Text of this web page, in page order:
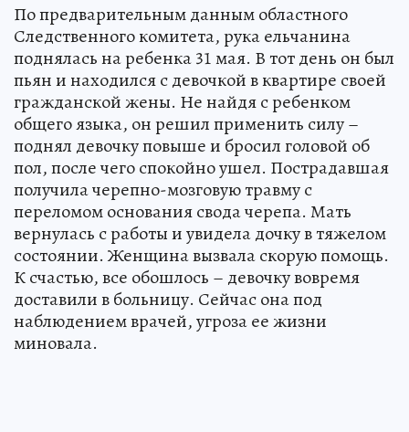
По предварительным данным областного
Следственного комитета, рука ельчанина
поднялась на ребенка 31 мая. В тот день он был
пьян и находился с девочкой в квартире своей
гражданской жены. Не найдя с ребенком
общего языка, он решил применить силу –
поднял девочку повыше и бросил головой об
пол, после чего спокойно ушел. Пострадавшая
получила черепно-мозговую травму с
переломом основания свода черепа. Мать
вернулась с работы и увидела дочку в тяжелом
состоянии. Женщина вызвала скорую помощь.
К счастью, все обошлось – девочку вовремя
доставили в больницу. Сейчас она под
наблюдением врачей, угроза ее жизни
миновала.